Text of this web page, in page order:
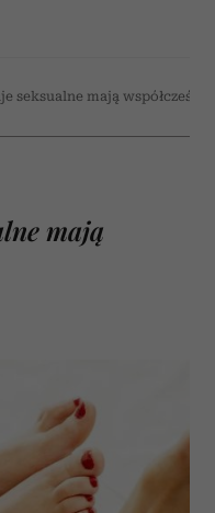
seksualne mają współcześni
mają